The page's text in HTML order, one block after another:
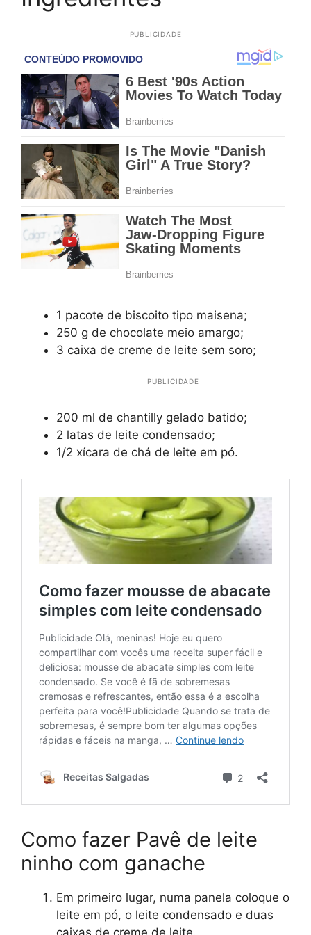
PUBLICIDADE
1 pacote de biscoito tipo maisena;
250 g de chocolate meio amargo;
3 caixa de creme de leite sem soro;
PUBLICIDADE
200 ml de chantilly gelado batido;
2 latas de leite condensado;
1/2 xícara de chá de leite em pó.
Como fazer Pavê de leite
ninho com ganache
Em primeiro lugar, numa panela coloque o
leite em pó, o leite condensado e duas
caixas de creme de leite.